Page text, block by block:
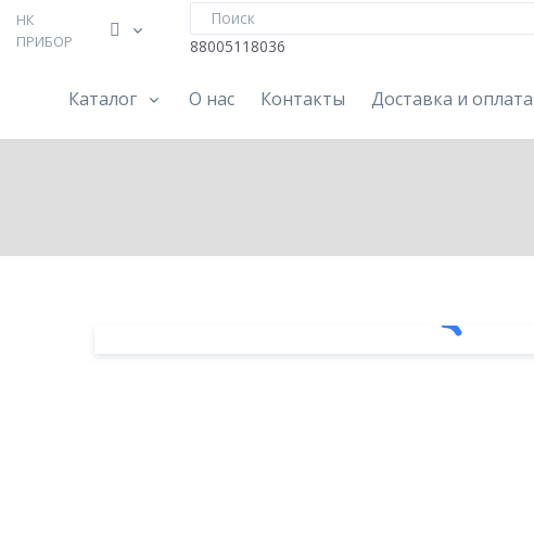
НК
ПРИБОР
88005118036
Каталог
О нас Контакты Доставка и оплата